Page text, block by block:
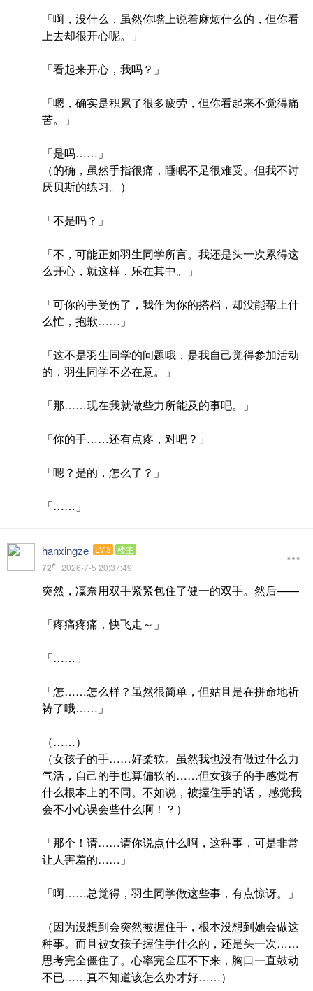
「啊，没什么，虽然你嘴上说着麻烦什么的，但你看
上去却很开心呢。」
「看起来开心，我吗？」
「嗯，确实是积累了很多疲劳，但你看起来不觉得痛
苦。」
「是吗……」
（的确，虽然手指很痛，睡眠不足很难受。但我不讨
厌贝斯的练习。）
「不是吗？」
「不，可能正如羽生同学所言。我还是头一次累得这
么开心，就这样，乐在其中。」
「可你的手受伤了，我作为你的搭档，却没能帮上什
么忙，抱歉……」
「这不是羽生同学的问题哦，是我自己觉得参加活动
的，羽生同学不必在意。」
「那……现在我就做些力所能及的事吧。」
「你的手……还有点疼，对吧？」
「嗯？是的，怎么了？」
「……」
hanxingze LV.3 楼主
72# 2026-7-5 20:37:49
突然，凜奈用双手紧紧包住了健一的双手。然后——
「疼痛疼痛，快飞走～」
「……」
「怎……怎么样？虽然很简单，但姑且是在拼命地祈
祷了哦……」
（……）
（女孩子的手……好柔软。虽然我也没有做过什么力
气活，自己的手也算偏软的……但女孩子的手感觉有
什么根本上的不同。不如说，被握住手的话， 感觉我
会不小心误会些什么啊！？）
「那个！请……请你说点什么啊，这种事，可是非常
让人害羞的……」
「啊……总觉得，羽生同学做这些事，有点惊讶。」
（因为没想到会突然被握住手，根本没想到她会做这
种事。而且被女孩子握住手什么的，还是头一次……
思考完全僵住了。心率完全压不下来，胸口一直鼓动
不已……真不知道该怎么办才好……）